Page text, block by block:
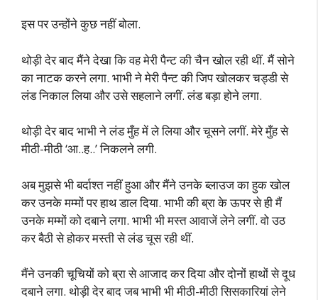
इस पर उन्होंने कुछ नहीं बोला.
थोड़ी देर बाद मैंने देखा कि वह मेरी पैन्ट की चैन खोल रही थीं. मैं सोने
का नाटक करने लगा. भाभी ने मेरी पैन्ट की जिप खोलकर चड्डी से
लंड निकाल लिया और उसे सहलाने लगीं. लंड बड़ा होने लगा.
थोड़ी देर बाद भाभी ने लंड मुँह में ले लिया और चूसने लगीं. मेरे मुँह से
मीठी-मीठी ‘आ..ह..’ निकलने लगी.
अब मुझसे भी बर्दाश्त नहीं हुआ और मैंने उनके ब्लाउज का हुक खोल
कर उनके मम्मों पर हाथ डाल दिया. भाभी की ब्रा के ऊपर से ही मैं
उनके मम्मों को दबाने लगा. भाभी भी मस्त आवाजें लेने लगीं. वो उठ
कर बैठी से होकर मस्ती से लंड चूस रही थीं.
मैंने उनकी चूचियों को ब्रा से आजाद कर दिया और दोनों हाथों से दूध
दबाने लगा. थोड़ी देर बाद जब भाभी भी मीठी-मीठी सिसकारियां लेने